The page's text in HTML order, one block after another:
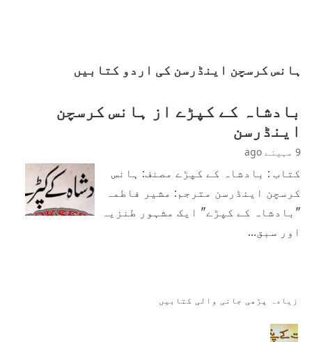
ہانس کرسچن اینڈرسن کی اردو کتابیں
بادشاہ کے کپڑے از ہانس کرسچن
اینڈرسن
9 مہینے ago
کتاب : بادشاہ کے کپڑے مصنف: ہانس
کرسچن اینڈرسن مترجم: مشیر فاطمہ
"بادشاہ کے کپڑے" ایک مشہور طنزیہ
اور سبق…
زیادہ پڑھی جانی والی کتابیں